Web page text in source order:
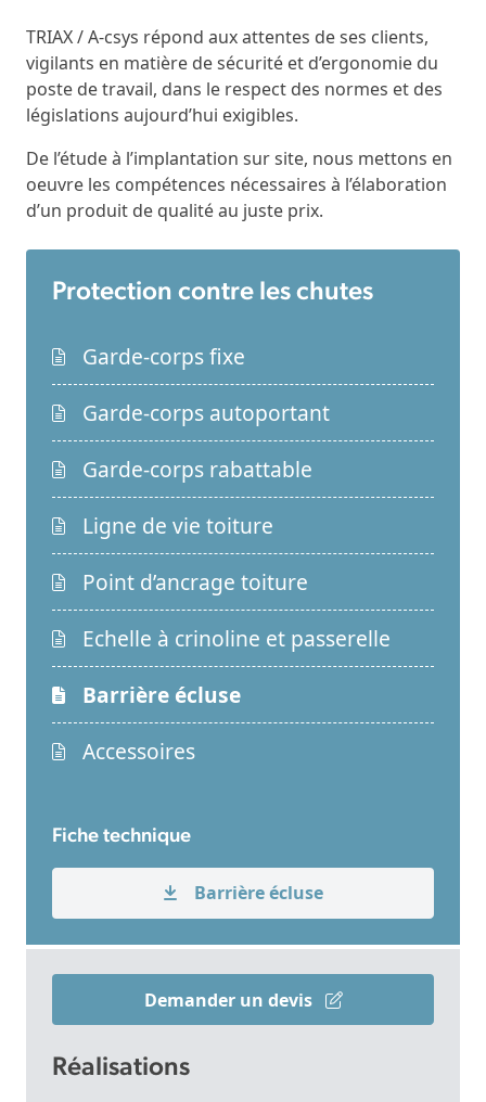
TRIAX / A-csys répond aux attentes de ses clients,
vigilants en matière de sécurité et d’ergonomie du
poste de travail, dans le respect des normes et des
législations aujourd’hui exigibles.
De l’étude à l’implantation sur site, nous mettons en
oeuvre les compétences nécessaires à l’élaboration
d’un produit de qualité au juste prix.
Protection contre les chutes
Garde-corps fixe
Garde-corps autoportant
Garde-corps rabattable
Ligne de vie toiture
Point d’ancrage toiture
Echelle à crinoline et passerelle
Barrière écluse
Accessoires
Fiche technique
Barrière écluse
Demander un devis
Réalisations